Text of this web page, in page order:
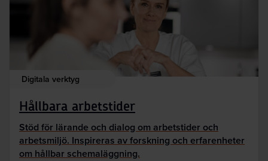
Digitala verktyg
Hållbara arbetstider
Stöd för lärande och dialog om arbetstider och
arbetsmiljö. Inspireras av forskning och erfarenheter
om hållbar schemaläggning.